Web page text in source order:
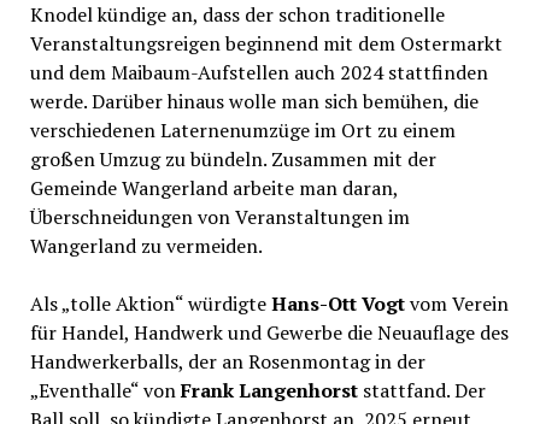
Knodel kündige an, dass der schon traditionelle
Veranstaltungsreigen beginnend mit dem Ostermarkt
und dem Maibaum-Aufstellen auch 2024 stattfinden
werde. Darüber hinaus wolle man sich bemühen, die
verschiedenen Laternenumzüge im Ort zu einem
großen Umzug zu bündeln. Zusammen mit der
Gemeinde Wangerland arbeite man daran,
Überschneidungen von Veranstaltungen im
Wangerland zu vermeiden.
Als „tolle Aktion“ würdigteHans-Ott Vogtvom Verein
für Handel, Handwerk und Gewerbe die Neuauflage des
Handwerkerballs, der an Rosenmontag in der
„Eventhalle“ vonFrank Langenhorst stattfand. Der